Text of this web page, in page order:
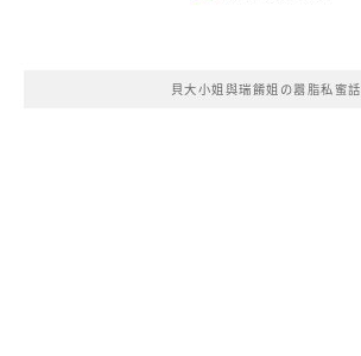
貝大小姐與瑞餚姐の囂脂私蜜話